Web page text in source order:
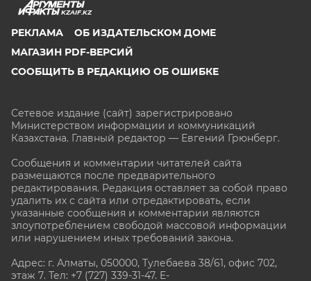
KZAIF.KZ
РЕКЛАМА
ОБ ИЗДАТЕЛЬСКОМ ДОМЕ
МАГАЗИН PDF-ВЕРСИЙ
СООБЩИТЬ В РЕДАКЦИЮ ОБ ОШИБКЕ
Сетевое издание (сайт) зарегистрировано
Министерством информации и коммуникаций
Казахстана. Главный редактор — Евгений Грюнберг.
Сообщения и комментарии читателей сайта
размещаются после предварительного
редактирования. Редакция оставляет за собой право
удалить их с сайта или отредактировать, если
указанные сообщения и комментарии являются
злоупотреблением свободой массовой информации
или нарушением иных требований закона.
Адрес: г. Алматы, 050000, Тулебаева 38/61, офис 702,
этаж 7. Тел: +7 (727) 339-31-47. E-